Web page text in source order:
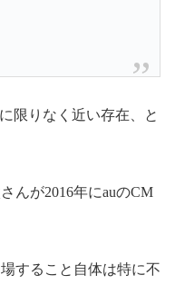
限りなく近い存在、と
んが2016年にauのCM
すること自体は特に不